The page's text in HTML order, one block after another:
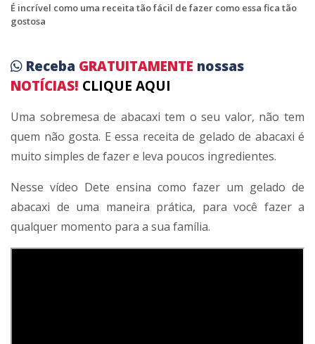
É incrível como uma receita tão fácil de fazer como essa fica tão
gostosa
Receba GRATUITAMENTE nossas
NOTÍCIAS! CLIQUE AQUI
Uma sobremesa de abacaxi tem o seu valor, não tem
quem não gosta. E essa receita de gelado de abacaxi é
muito simples de fazer e leva poucos ingredientes.
Nesse vídeo Dete ensina como fazer um gelado de
abacaxi de uma maneira prática, para você fazer a
qualquer momento para a sua família.